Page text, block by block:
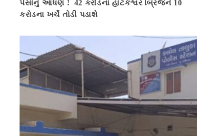
પૈસાનું આંધણ ! 42 કરોડના હાટકેશ્વર બ્રિજને 10
કરોડના ખર્ચે તોડી પડાશે